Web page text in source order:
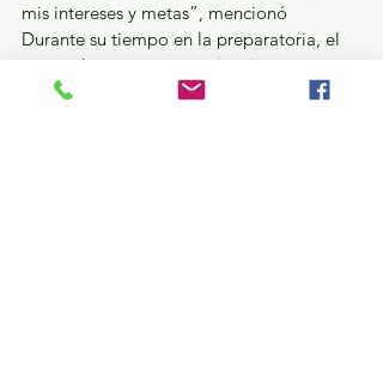
mis intereses y metas”, mencionó
Durante su tiempo en la preparatoria, el
egresado tuvo una experiencia grata pues
para él formar parte de la UAEMéx fue un